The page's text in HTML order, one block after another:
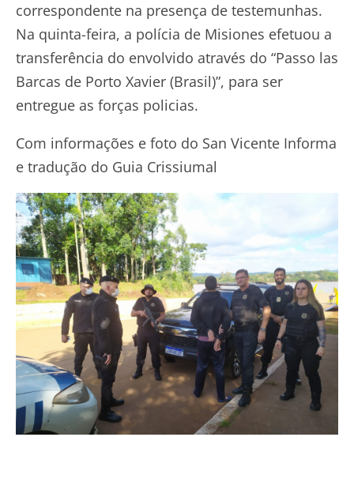
correspondente na presença de testemunhas.
Na quinta-feira, a polícia de Misiones efetuou a
transferência do envolvido através do “Passo las
Barcas de Porto Xavier (Brasil)”, para ser
entregue as forças policias.
Com informações e foto do San Vicente Informa
e tradução do Guia Crissiumal